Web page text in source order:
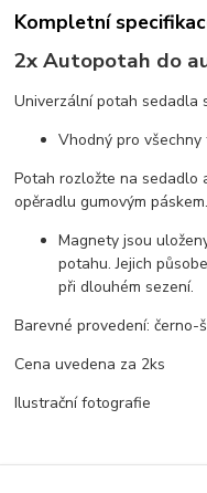
Kompletní
2x Autopotah do
Univerzální potah sedadla
Vhodný pro všechny
Potah rozložte na sedadlo
opěradlu gumovým páskem.
Magnety jsou
potahu. Jejich
při dlouhém sezení.
Barevné provedení: černo-
Cena uvedena za 2ks
Ilustrační fotografie